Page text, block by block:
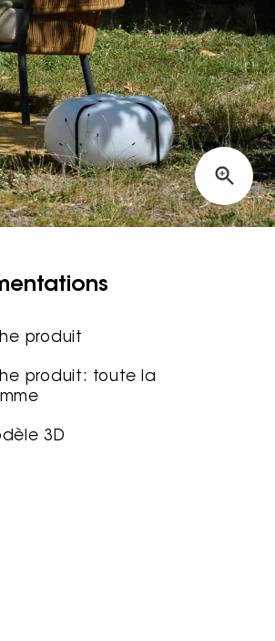
produit
produit: toute la
3D